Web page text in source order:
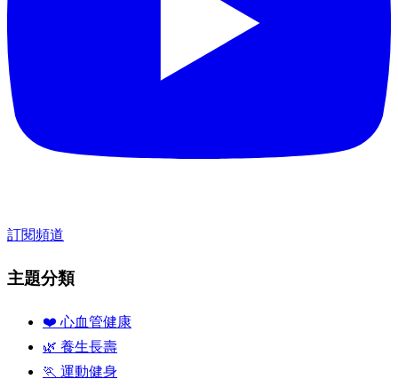
訂閱頻道
主題分類
❤️ 心血管健康
🌿 養生長壽
🏃 運動健身